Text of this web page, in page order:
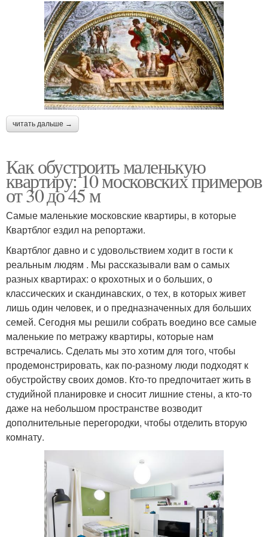
читать дальше →
Как обустроить маленькую
квартиру: 10 московских примеров
от 30 до 45 м
Самые маленькие московские квартиры, в которые
Квартблог ездил на репортажи.
Квартблог давно и с удовольствием ходит в гости к
реальным людям . Мы рассказывали вам о самых
разных квартирах: о крохотных и о больших, о
классических и скандинавских, о тех, в которых живет
лишь один человек, и о предназначенных для больших
семей. Сегодня мы решили собрать воедино все самые
маленькие по метражу квартиры, которые нам
встречались. Сделать мы это хотим для того, чтобы
продемонстрировать, как по-разному люди подходят к
обустройству своих домов. Кто-то предпочитает жить в
студийной планировке и сносит лишние стены, а кто-то
даже на небольшом пространстве возводит
дополнительные перегородки, чтобы отделить вторую
комнату.